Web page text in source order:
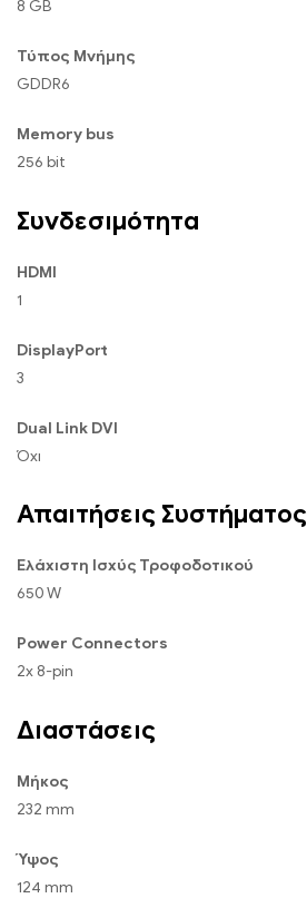
8 GB
Τύπος Μνήμης
GDDR6
Memory bus
256 bit
Συνδεσιμότητα
HDMI
1
DisplayPort
3
Dual Link DVI
Όχι
Απαιτήσεις Συστήματος
Ελάχιστη Ισχύς Τροφοδοτικού
650 W
Power Connectors
2x 8-pin
Διαστάσεις
Μήκος
232 mm
Ύψος
124 mm